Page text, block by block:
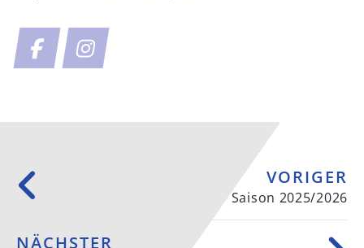
VORIGER
Saison 2025/2026
NÄCHSTER